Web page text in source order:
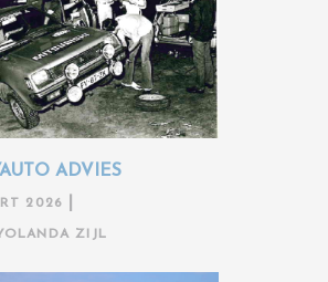
ADVIES
2026
ZIJL